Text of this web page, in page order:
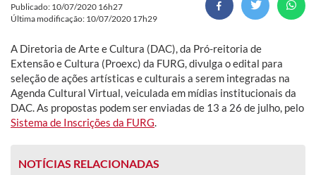
Publicado: 10/07/2020 16h27
Última modificação: 10/07/2020 17h29
A Diretoria de Arte e Cultura (DAC), da Pró-reitoria de
Extensão e Cultura (Proexc) da FURG, divulga o edital para
seleção de ações artísticas e culturais a serem integradas na
Agenda Cultural Virtual, veiculada em mídias institucionais da
DAC. As propostas podem ser enviadas de 13 a 26 de julho, pelo
Sistema de Inscrições da FURG
NOTÍCIAS RELACIONADAS